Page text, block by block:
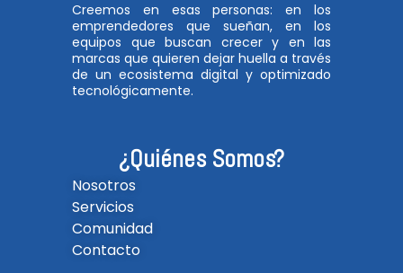
Creemos en esas personas: en los
emprendedores que sueñan, en los
equipos que buscan crecer y en las
marcas que quieren dejar huella a través
de un ecosistema digital y optimizado
tecnológicamente.
¿Quiénes Somos?
Nosotros
Servicios
Comunidad
Contacto